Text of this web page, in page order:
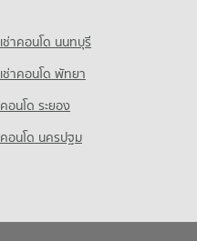
เช่าคอนโด นนทบุรี
เช่าคอนโด พัทยา
คอนโด ระยอง
คอนโด นครปฐม